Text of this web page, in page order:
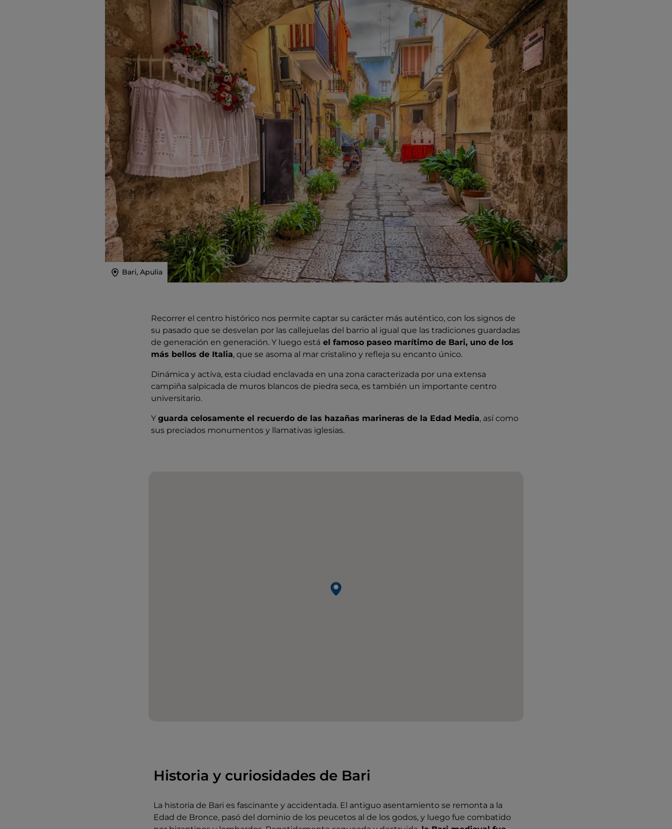
Bari, Apulia
Recorrer el centro histórico nos permite captar su carácter más auténtico, con los signos de
su pasado que se desvelan por las callejuelas del barrio al igual que las tradiciones guardadas
de generación en generación. Y luego está el famoso paseo marítimo de Bari, uno de los
más bellos de Italia, que se asoma al mar cristalino y refleja su encanto único.
Dinámica y activa, esta ciudad enclavada en una zona caracterizada por una extensa
campiña salpicada de muros blancos de piedra seca, es también un importante centro
universitario.
Y guarda celosamente el recuerdo de las hazañas marineras de la Edad Media, así como
sus preciados monumentos y llamativas iglesias.
Historia y curiosidades de Bari
La historia de Bari es fascinante y accidentada. El antiguo asentamiento se remonta a la
Edad de Bronce, pasó del dominio de los peucetos al de los godos, y luego fue combatido